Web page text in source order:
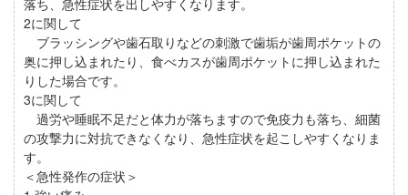
2に関して
ブラッシングや歯石取りなどの刺激で歯垢が歯周ポケットの
奥に押し込まれたり、食べカスが歯周ポケットに押し込まれた
りした場合です。
3に関して
過労や睡眠不足だと体力が落ちますので免疫力も落ち、細菌
の攻撃力に対抗できなくなり、急性症状を起こしやすくなりま
す。
＜急性発作の症状＞